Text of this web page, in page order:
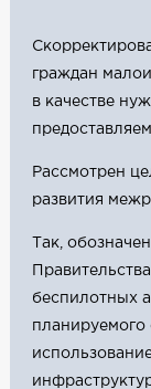
граждан
в качестве
Рассмотрен
развития
Так,
беспилотных
планируемого